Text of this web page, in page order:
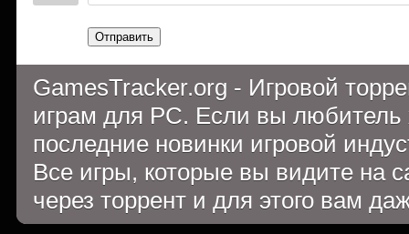
Отправить
GamesTracker.org - Игровой
играм для PC. Если вы
последние новинки игровой
Все игры, которые вы видите на
через торрент и для этого вам